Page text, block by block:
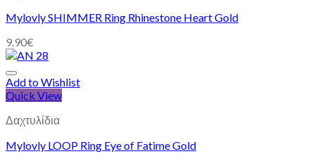
Mylovly SHIMMER Ring Rhinestone Heart Gold
9.90€
Add to Wishlist
Quick View
Δαχτυλίδια
Mylovly LOOP Ring Eye of Fatime Gold